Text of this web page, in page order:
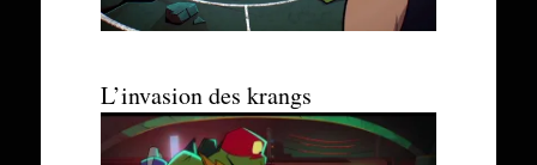
L’invasion des krangs